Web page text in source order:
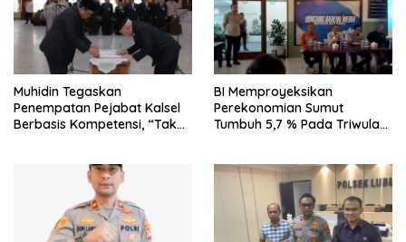
Muhidin Tegaskan
Penempatan Pejabat Kalsel
Berbasis Kompetensi, “Tak
BI Memproyeksikan
Perekonomian Sumut
Tumbuh 5,7 % Pada Triwulan